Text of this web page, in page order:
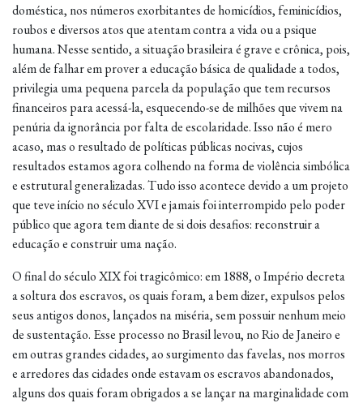
doméstica, nos números exorbitantes de homicídios, feminicídios,
roubos e diversos atos que atentam contra a vida ou a psique
humana. Nesse sentido, a situação brasileira é grave e crônica, pois,
além de falhar em prover a educação básica de qualidade a todos,
privilegia uma pequena parcela da população que tem recursos
financeiros para acessá-la, esquecendo-se de milhões que vivem na
penúria da ignorância por falta de escolaridade. Isso não é mero
acaso, mas o resultado de políticas públicas nocivas, cujos
resultados estamos agora colhendo na forma de violência simbólica
e estrutural generalizadas. Tudo isso acontece devido a um projeto
que teve início no século XVI e jamais foi interrompido pelo poder
público que agora tem diante de si dois desafios: reconstruir a
educação e construir uma nação.
O final do século XIX foi tragicômico: em 1888, o Império decreta
a soltura dos escravos, os quais foram, a bem dizer, expulsos pelos
seus antigos donos, lançados na miséria, sem possuir nenhum meio
de sustentação. Esse processo no Brasil levou, no Rio de Janeiro e
em outras grandes cidades, ao surgimento das favelas, nos morros
e arredores das cidades onde estavam os escravos abandonados,
alguns dos quais foram obrigados a se lançar na marginalidade com